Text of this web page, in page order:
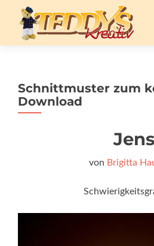
Schnittmuster zum
Download
Jens
von Brigitta